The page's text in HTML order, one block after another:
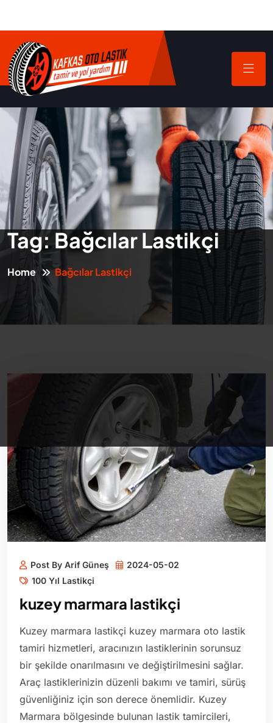
Tag:Bağcılar Lastikçi
Home Bağcılar Lastikçi
Post By Arif Güneş
2024-05-02
100 Yıl Lastikçi
kuzey marmara lastikçi
Kuzey marmara lastikçi kuzey marmara oto lastik
tamiri hizmetleri, aracınızın lastiklerinin sorunsuz
bir şekilde onarılmasını ve değiştirilmesini sağlar.
Araç lastiklerinizin düzenli bakımı ve tamiri, sürüş
güvenliğiniz için son derece önemlidir. Kuzey
Marmara bölgesinde bulunan lastik tamircileri,